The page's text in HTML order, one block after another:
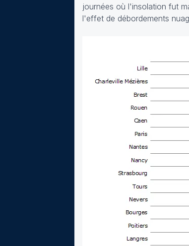
journées où l'insolation fut
l'effet de débordements